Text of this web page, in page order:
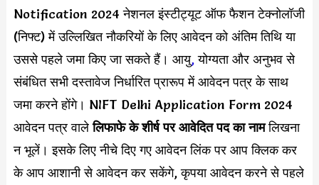
Notification 2024 नेशनल इंस्टीट्यूट ऑफ फैशन टेक्नोलॉजी
(निफ्ट) में उल्लिखित नौकरियों के लिए आवेदन को अंतिम तिथि या
उससे पहले जमा किए जा सकते हैं। आयु,योग्यता और अनुभव से
संबंधित सभी दस्तावेज निर्धारित प्रारूप में आवेदन पत्र के साथ
जमा करने होंगे। NIFT Delhi Application Form 2024
आवेदन पत्र वालेलिफाफे के शीर्ष पर आवेदित पद का नामलिखना
न भूलें। इसके लिए नीचे दिए गए आवेदन लिंक पर आप क्लिक कर
के आप आशानी से आवेदन कर सकेंगे, कृपया आवेदन करने से पहले